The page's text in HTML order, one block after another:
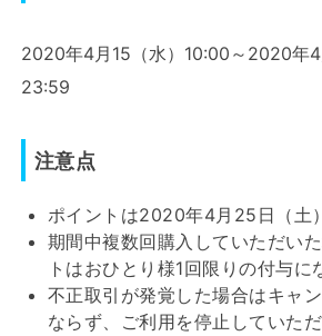
2020年4月15（水）10:00～2020年4
23:59
注意点
ポイントは2020年4月25日（土
期間中複数回購入していただい
トはおひとり様1回限りの付与に
不正取引が発覚した場合はキャ
ならず、ご利用を停止していた